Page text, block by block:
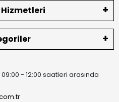
- 12:00 saatleri arasında